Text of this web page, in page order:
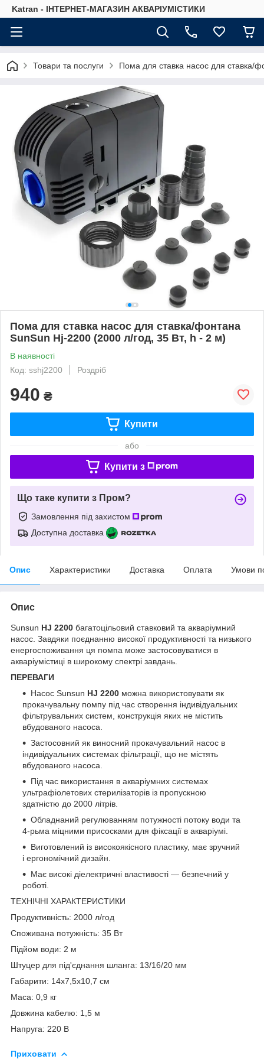
Katran - ІНТЕРНЕТ-МАГАЗИН АКВАРІУМІСТИКИ
Товари та послуги Пома для ставка насос для ставка/
Пома для ставка насос для ставка/фонтана
SunSun Hj-2200 (2000 л/год, 35 Вт, h - 2 м)
В наявності
Код: sshj2200
Роздріб
940 ₴
Купити
або
Купити з
Що таке купити з Пром?
Замовлення під захистом
Доступна доставка
Опис Характеристики Доставка Оплата Умови
Опис
Sunsun HJ 2200 багатоцільовий ставковий та акваріумний
насос. Завдяки поєднанню високої продуктивності та низького
енергоспоживання ця помпа може застосовуватися в
акваріумістиці в широкому спектрі завдань.
ПЕРЕВАГИ
Насос Sunsun HJ 2200 можна використовувати як
прокачувальну помпу під час створення індивідуальних
фільтрувальних систем, конструкція яких не містить
вбудованого насоса.
Застосовний як виносний прокачувальний насос в
індивідуальних системах фільтрації, що не містять
вбудованого насоса.
Під час використання в акваріумних системах
ультрафіолетових стерилізаторів із пропускною
здатністю до 2000 літрів.
Обладнаний регулюванням потужності потоку води та
4-рьма міцними присосками для фіксації в акваріумі.
Виготовлений із високоякісного пластику, має зручний
і ергономічний дизайн.
Має високі діелектричні властивості — безпечний у
роботі.
ТЕХНІЧНІ ХАРАКТЕРИСТИКИ
Продуктивність: 2000 л/год
Споживана потужність: 35 Вт
Підйом води: 2 м
Штуцер для під'єднання шланга: 13/16/20 мм
Габарити: 14х7,5х10,7 см
Маса: 0,9 кг
Довжина кабелю: 1,5 м
Напруга: 220 В
Приховати